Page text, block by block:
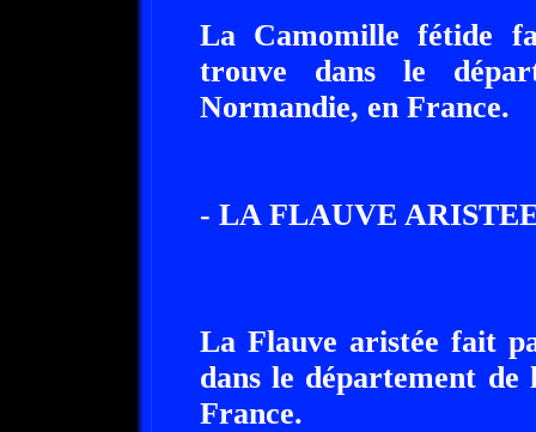
La Camomille fétide
trouve dans le
Normandie, en France.
- LA FLAUVE
La Flauve aristée fait
dans le département
France.